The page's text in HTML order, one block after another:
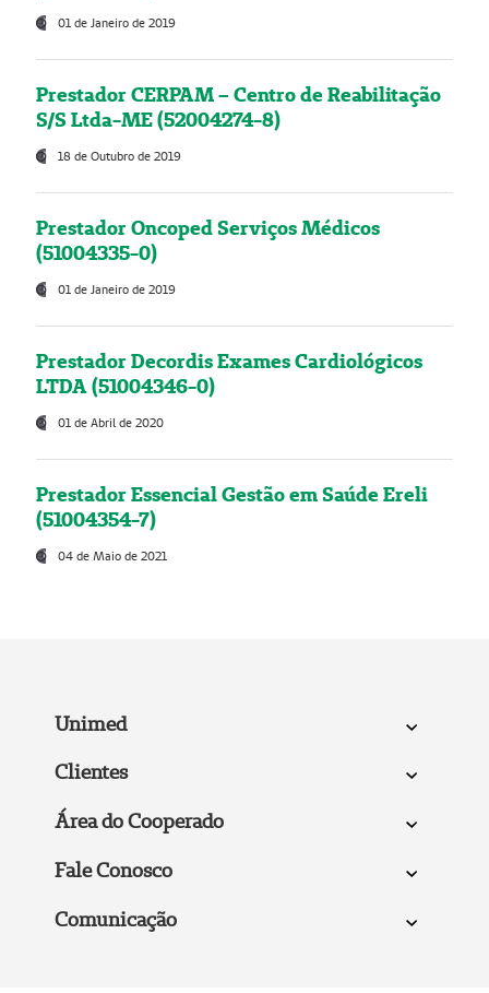
01 de Janeiro de 2019
Prestador CERPAM – Centro de Reabilitação
S/S Ltda-ME (52004274-8)
18 de Outubro de 2019
Prestador Oncoped Serviços Médicos
(51004335-0)
01 de Janeiro de 2019
Prestador Decordis Exames Cardiológicos
LTDA (51004346-0)
01 de Abril de 2020
Prestador Essencial Gestão em Saúde Ereli
(51004354-7)
04 de Maio de 2021
Unimed
Clientes
Área do Cooperado
Fale Conosco
Comunicação